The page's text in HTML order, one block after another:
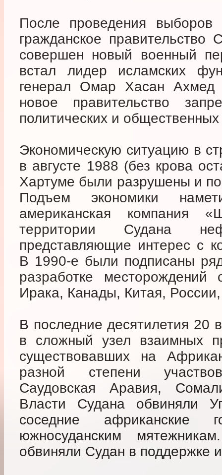
После проведения
гражданское
совершен новый военный
встал лидер исламских
генерал Омар Хасан
новое правительство
политических и
Экономическую ситуацию в
в августе 1988 (без крова
Хартуме были разрушены и
Подъем экономики
американская компания
территории Судана
представляющие интерес с
В 1990-е были подписаны
разработке
Ирака, Канады, Китая,
В последние десятилетия 20
в сложный узел взаимных
существовавших на
разной степени
Саудовская Аравия,
Власти Судана обвиняли
соседние африканские
южносуданским
обвиняли Судан в поддержке